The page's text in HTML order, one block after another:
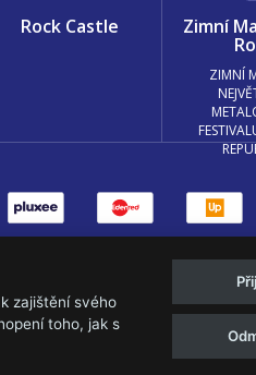
Rock Castle Zimní
ZIMNÍ
vytvořila creatia.tech
zajištění svého
toho, jak s